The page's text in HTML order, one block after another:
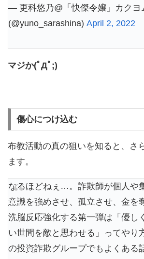
— 更科悠乃@「快傑令嬢」カクヨ
(@yuno_sarashina) April 2, 2022
マジか(ﾟДﾟ;)
傷心につけ込む
布教活動の真の狙いを知ると、さ
ます。
なるほどねぇ…。詐欺師が個人や
意識を強めさせ、孤立させ、金を
洗脳反応強化する第一弾は「優し
い世間を敵と思わせる」ってやり
の投資詐欺グループでもよくある